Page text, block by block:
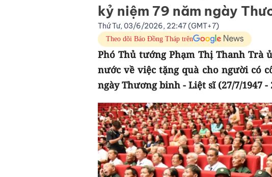
kỷ niệm 79 năm ngày
Thứ Tư, 03/6/2026, 22:47 (GMT+7)
Theo dõi Báo Đồng Tháp trên
Phó Thủ tướng Phạm Thị Thanh
nước về việc tặng quà cho người có
ngày Thương binh - Liệt sĩ (27/7/1947 -